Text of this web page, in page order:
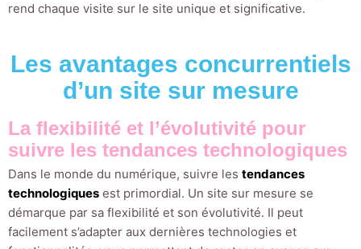
rend chaque visite sur le site unique et significative.
Les avantages concurrentiels
d’un site sur mesure
La flexibilité et l’évolutivité pour
suivre les tendances technologiques
Dans le monde du numérique, suivre les tendances
technologiques est primordial. Un site sur mesure se
démarque par sa flexibilité et son évolutivité. Il peut
facilement s’adapter aux dernières technologies et